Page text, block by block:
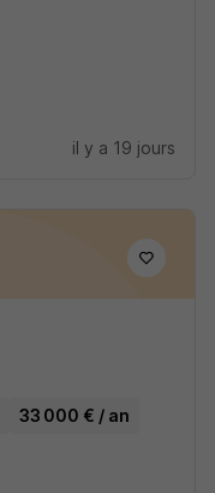
il y a 19 jours
33 000 € / an